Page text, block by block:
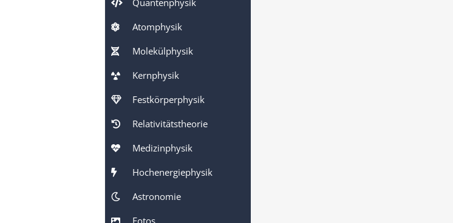
Quantenphysik
Atomphysik
Molekülphysik
Kernphysik
Festkörperphysik
Relativitätstheorie
Medizinphysik
Hochenergiephysik
Astronomie
Fotos